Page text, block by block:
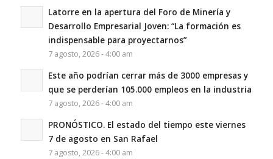
Latorre en la apertura del Foro de Minería y
Desarrollo Empresarial Joven: “La formación es
indispensable para proyectarnos”
7 agosto, 2026 - 4:00 am
Este año podrían cerrar más de 3000 empresas y
que se perderían 105.000 empleos en la industria
7 agosto, 2026 - 4:00 am
PRONÓSTICO. El estado del tiempo este viernes
7 de agosto en San Rafael
7 agosto, 2026 - 4:00 am